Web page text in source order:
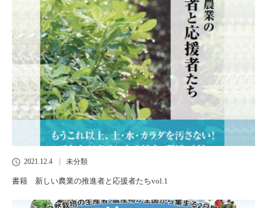
2021.12.4 未分類
書籍 新しい農業の推進者と応援者たちvol.1